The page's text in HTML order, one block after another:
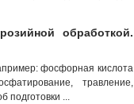
обработкой.
фосфорная кислота
травление,
подготовки ...